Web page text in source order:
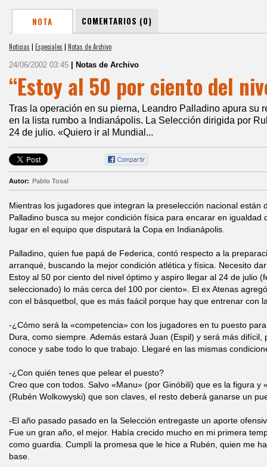
NOTA COMENTARIOS (0)
Noticias | Especiales | Notas de Archivo
24/06/2002 03:45 | Notas de Archivo
“Estoy al 50 por ciento del
Tras la operación en su pierna, Leandro Palladino apura su
en la lista rumbo a Indianápolis. La Selección dirigida por
24 de julio. «Quiero ir al Mundial...
Autor: Pablo Tosal
Mientras los jugadores que integran la preselección nacional están
Palladino busca su mejor condición física para encarar en igualdad
lugar en el equipo que disputará la Copa en Indianápolis.
Palladino, quien fue papá de Federica, contó respecto a la
arranqué, buscando la mejor condición atlética y física. Necesito
Estoy al 50 por ciento del nivel óptimo y aspiro llegar al 24 de julio
seleccionado) lo más cerca del 100 por ciento». El ex Atenas
con el básquetbol, que es más faácil porque hay que entrenar con
-¿Cómo será la «competencia» con los jugadores en tu puesto
Dura, como siempre. Además estará Juan (Espil) y será más
conoce y sabe todo lo que trabajo. Llegaré en las mismas
-¿Con quién tenes que pelear el puesto?
Creo que con todos. Salvo «Manu» (por Ginóbili) que es la figura y
(Rubén Wolkowyski) que son claves, el resto deberá ganarse un
-El año pasado pasado en la Selección entregaste un aporte
Fue un gran año, el mejor. Había crecido mucho en mi primera
como guardia. Cumplí la promesa que le hice a Rubén, quien me
base.